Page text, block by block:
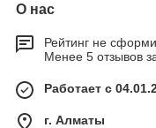
О нас
Рейтинг не
Менее 5 отзывов
Работает с
г. Алматы